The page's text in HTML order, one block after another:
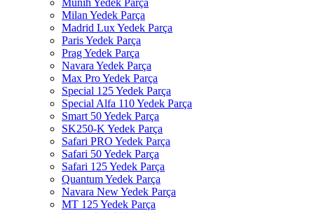
Milan Yedek Parça
Madrid Lux Yedek Parça
Paris Yedek Parça
Prag Yedek Parça
Navara Yedek Parça
Max Pro Yedek Parça
Special 125 Yedek Parça
Special Alfa 110 Yedek Parça
Smart 50 Yedek Parça
SK250-K Yedek Parça
Safari PRO Yedek Parça
Safari 50 Yedek Parça
Safari 125 Yedek Parça
Quantum Yedek Parça
Navara New Yedek Parça
MT 125 Yedek Parça